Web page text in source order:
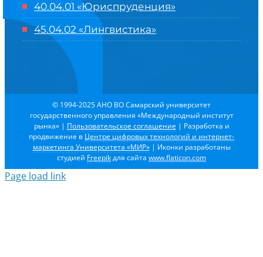
40.04.01 «Юриспруденция»
45.04.02 «Лингвистика»
© 1994-2025 АНО ВО Самарский университет
государственного управления «Международный институт
рынка» | Пользовательское соглашение | Разработка и
продвижение в Центре цифровых технологий и интернет-
маркетинга Университета «МИР»| Иконки разработаны
студией Freepikдля сайта www.flaticon.com
Page load link